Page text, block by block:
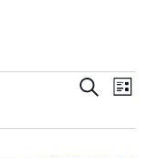
Cerca
Lista